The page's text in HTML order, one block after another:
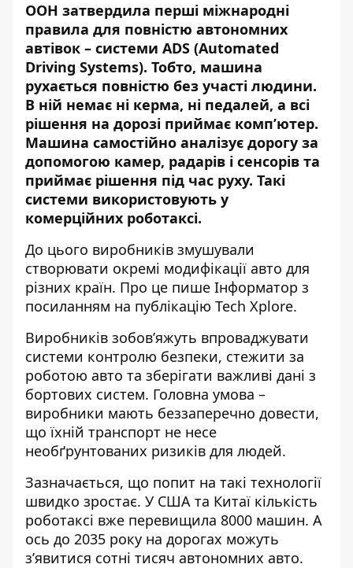
ООН затвердила перші міжнародні
правила для повністю автономних
автівок – системи ADS (Automated
Driving Systems). Тобто, машина
рухається повністю без участі людини.
В ній немає ні керма, ні педалей, а всі
рішення на дорозі приймає комп’ютер.
Машина самостійно аналізує дорогу за
допомогою камер, радарів і сенсорів та
приймає рішення під час руху. Такі
системи використовують у
комерційних роботаксі.
До цього виробників змушували
створювати окремі модифікації авто для
різних країн. Про це пише Інформатор з
посиланням на публікацію Tech Xplore.
Виробників зобов’яжуть впроваджувати
системи контролю безпеки, стежити за
роботою авто та зберігати важливі дані з
бортових систем. Головна умова –
виробники мають беззаперечно довести,
що їхній транспорт не несе
необґрунтованих ризиків для людей.
Зазначається, що попит на такі технології
швидко зростає. У США та Китаї кількість
роботаксі вже перевищила 8000 машин. А
ось до 2035 року на дорогах можуть
з’явитися сотні тисяч автономних авто.